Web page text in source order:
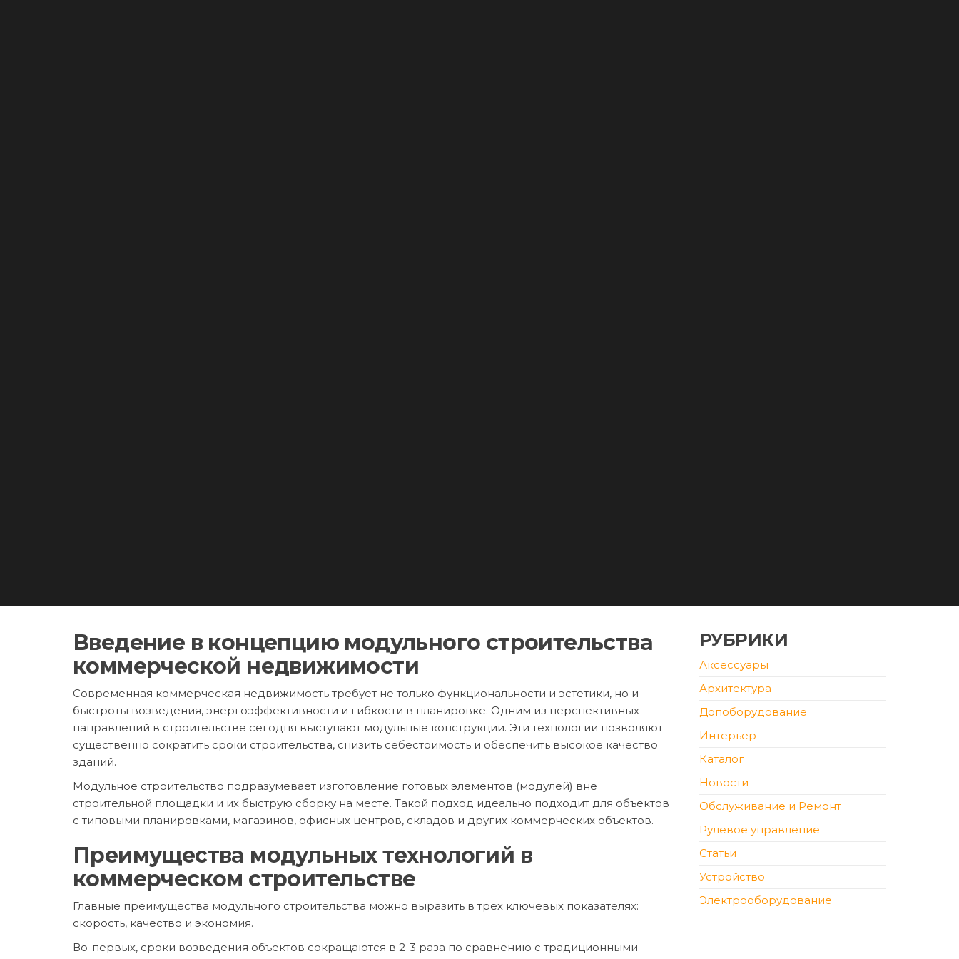
Введение в концепцию модульного строительства
коммерческой недвижимости
Современная коммерческая недвижимость требует не только функциональности и эстетики, но и
быстроты возведения, энергоэффективности и гибкости в планировке. Одним из перспективных
направлений в строительстве сегодня выступают модульные конструкции. Эти технологии позволяют
существенно сократить сроки строительства, снизить себестоимость и обеспечить высокое качество
зданий.
Модульное строительство подразумевает изготовление готовых элементов (модулей) вне
строительной площадки и их быструю сборку на месте. Такой подход идеально подходит для объектов
с типовыми планировками, магазинов, офисных центров, складов и других коммерческих объектов.
Преимущества модульных технологий в
коммерческом строительстве
Главные преимущества модульного строительства можно выразить в трех ключевых показателях:
скорость, качество и экономия.
Во-первых, сроки возведения объектов сокращаются в 2-3 раза по сравнению с традиционными
РУБРИКИ
Аксессуары
Архитектура
Допоборудование
Интерьер
Каталог
Новости
Обслуживание и Ремонт
Рулевое управление
Статьи
Устройство
Электрооборудование